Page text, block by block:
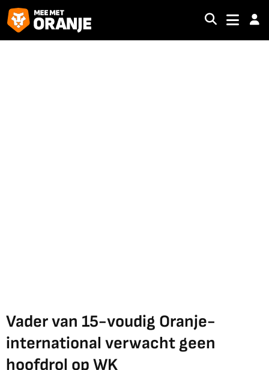
Vader van 15-voudig Oranje-
international verwacht geen
hoofdrol op WK